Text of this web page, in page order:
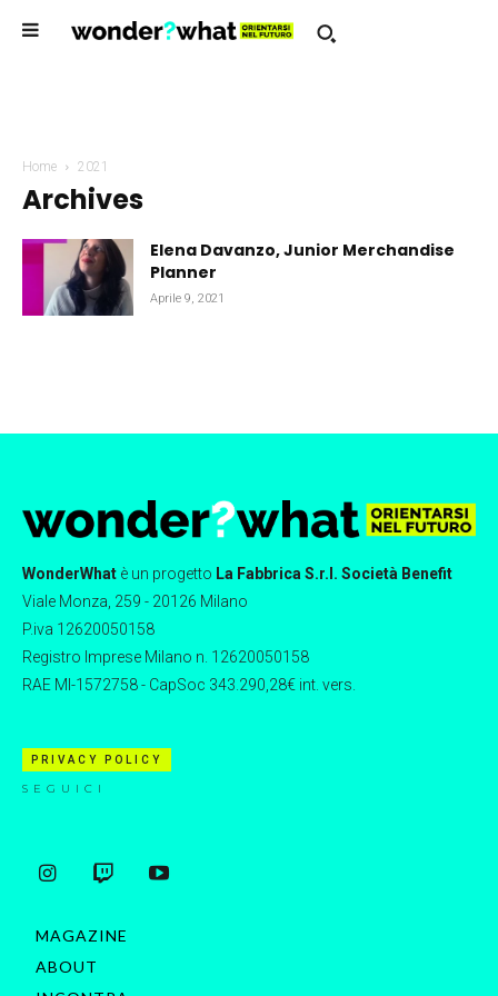
Home 2021
Archives
Elena Davanzo, Junior Merchandise
Planner
Aprile 9, 2021
WonderWhat è un progetto La Fabbrica S.r.l. Società Benefit
Viale Monza, 259 - 20126 Milano
P.iva 12620050158
Registro Imprese Milano n. 12620050158
RAE MI-1572758 - CapSoc 343.290,28€ int. vers.
PRIVACY POLICY
SEGUICI
MAGAZINE
ABOUT